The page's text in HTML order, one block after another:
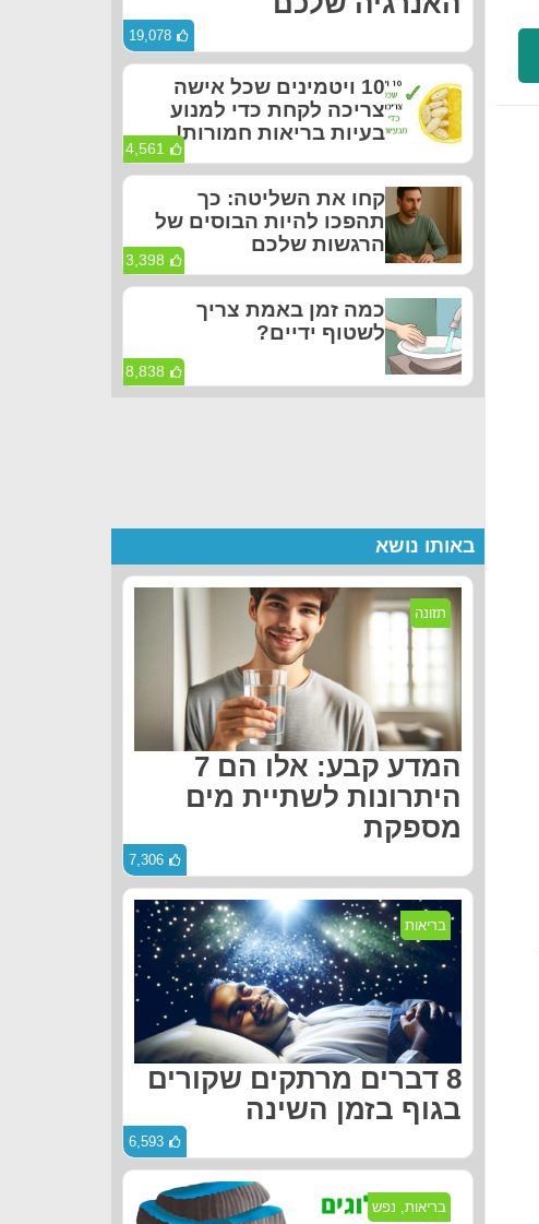
19,078
10 ויטמינים שכל אישה
צריכה לקחת כדי למנוע
בעיות בריאות חמורות!
4,561
קחו את השליטה: כך
תהפכו להיות הבוסים של
הרגשות שלכם
3,398
כמה זמן באמת צריך
לשטוף ידיים?
8,838
באותו נושא
תזונה
המדע קבע: אלו הם 7
היתרונות לשתיית מים
מספקת
7,306
בריאות
8 דברים מרתקים שקורים
בגוף בזמן השינה
6,593
בריאות, נפש